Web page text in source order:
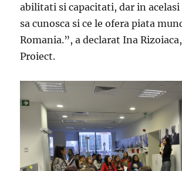
abilitati si capacitati, dar in
sa cunosca si ce le ofera piata
Romania.”, a declarat Ina
Proiect.